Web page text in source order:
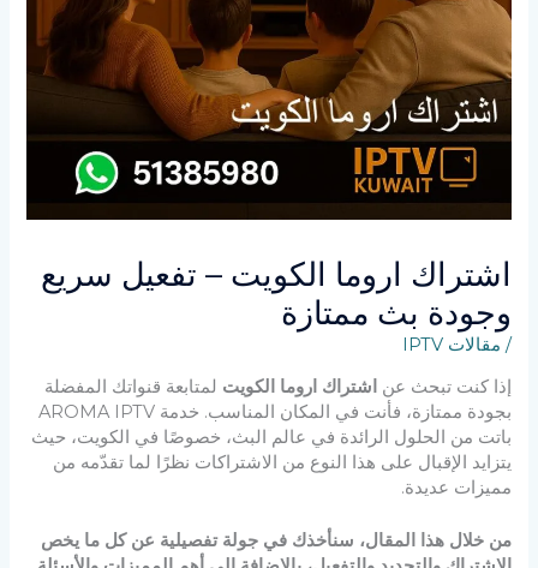
اشتراك اروما الكويت – تفعيل سريع
وجودة بث ممتازة
/ مقالات IPTV
إذا كنت تبحث عن اشتراك اروما الكويت لمتابعة قنواتك المفضلة
بجودة ممتازة، فأنت في المكان المناسب. خدمة AROMA IPTV
باتت من الحلول الرائدة في عالم البث، خصوصًا في الكويت، حيث
يتزايد الإقبال على هذا النوع من الاشتراكات نظرًا لما تقدّمه من
مميزات عديدة.
من خلال هذا المقال، سنأخذك في جولة تفصيلية عن كل ما يخص